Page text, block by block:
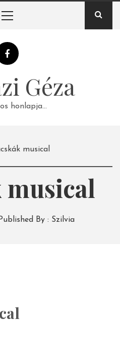
Géza
honlapja…
musical
musical
Published By : Szilvia